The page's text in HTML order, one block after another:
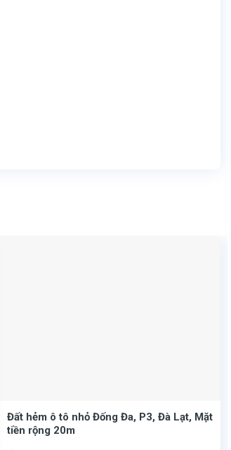
Đất hẻm ô tô nhỏ Đống Đa, P3, Đà Lạt, Mặt
tiền rộng 20m